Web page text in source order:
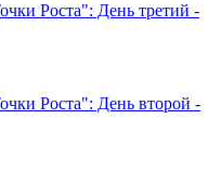
Роста": День третий -
Роста": День второй -